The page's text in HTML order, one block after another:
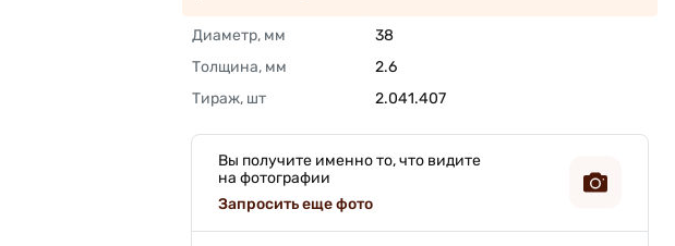
Диаметр, мм
38
Толщина, мм
2.6
Тираж, шт
2.041.407
Вы получите именно то, что видите
на фотографии
Запросить еще фото